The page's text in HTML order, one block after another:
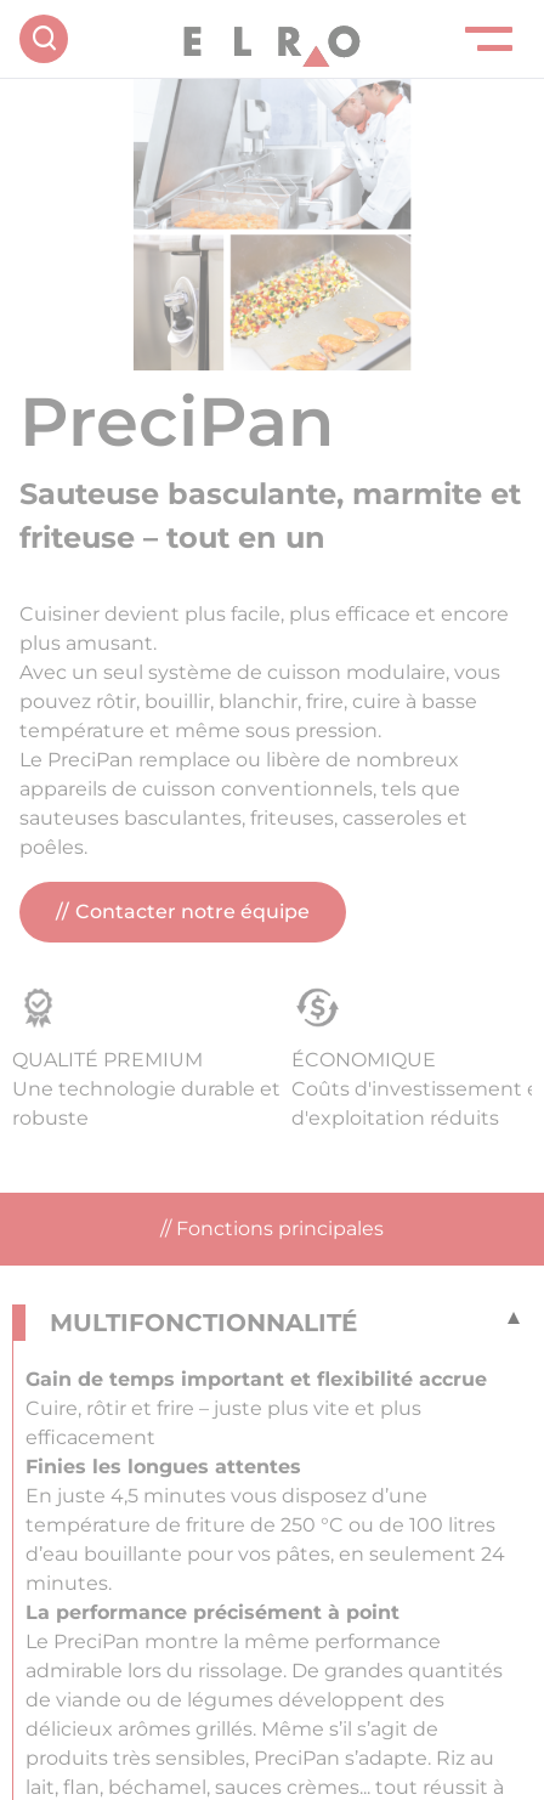
PreciPan
Sauteuse basculante, marmite et
friteuse – tout en un
Cuisiner devient plus facile, plus efficace et encore
plus amusant.
Avec un seul système de cuisson modulaire, vous
pouvez rôtir, bouillir, blanchir, frire, cuire à basse
température et même sous pression.
Le PreciPan remplace ou libère de nombreux
appareils de cuisson conventionnels, tels que
sauteuses basculantes, friteuses, casseroles et
poêles.
Contacter notre équipe
QUALITÉ PREMIUM
Une technologie durable et
robuste
ÉCONOMIQUE
Coûts d'investissement
d'exploitation réduits
Fonctions principales
MULTIFONCTIONNALITÉ
Gain de temps important et flexibilité accrue
Cuire, rôtir et frire – juste plus vite et plus
efficacement
Finies les longues attentes
En juste 4,5 minutes vous disposez d’une
température de friture de 250 °C ou de 100 litres
d’eau bouillante pour vos pâtes, en seulement 24
minutes.
La performance précisément à point
Le PreciPan montre la même performance
admirable lors du rissolage. De grandes quantités
de viande ou de légumes développent des
délicieux arômes grillés. Même s’il s’agit de
produits très sensibles, PreciPan s’adapte. Riz au
lait, flan, béchamel, sauces crèmes... tout réussit à